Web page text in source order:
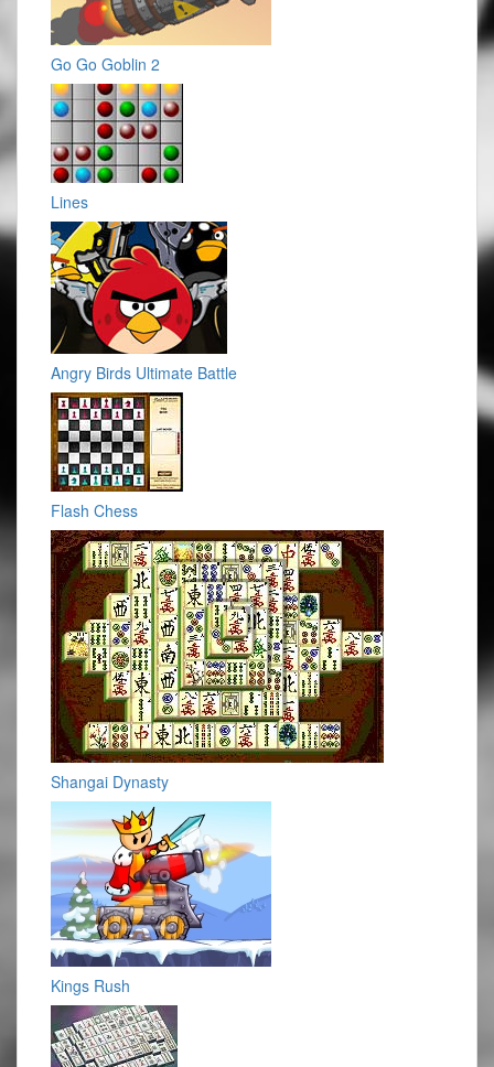
Go Go Goblin 2
Lines
Angry Birds Ultimate Battle
Flash Chess
Shangai Dynasty
Kings Rush